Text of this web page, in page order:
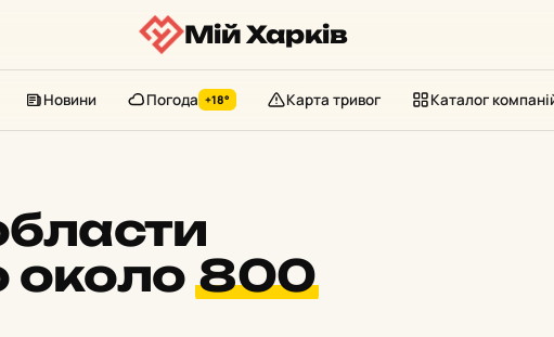
Мій Харків
Новини Погода +18° Карта тривог Каталог
около800